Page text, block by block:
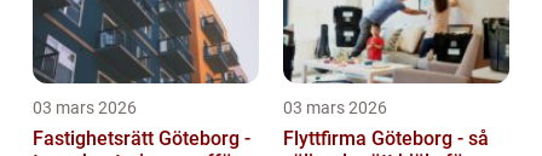
03 mars 2026
Fastighetsrätt Göteborg -
03 mars 2026
Flyttfirma Göteborg - så